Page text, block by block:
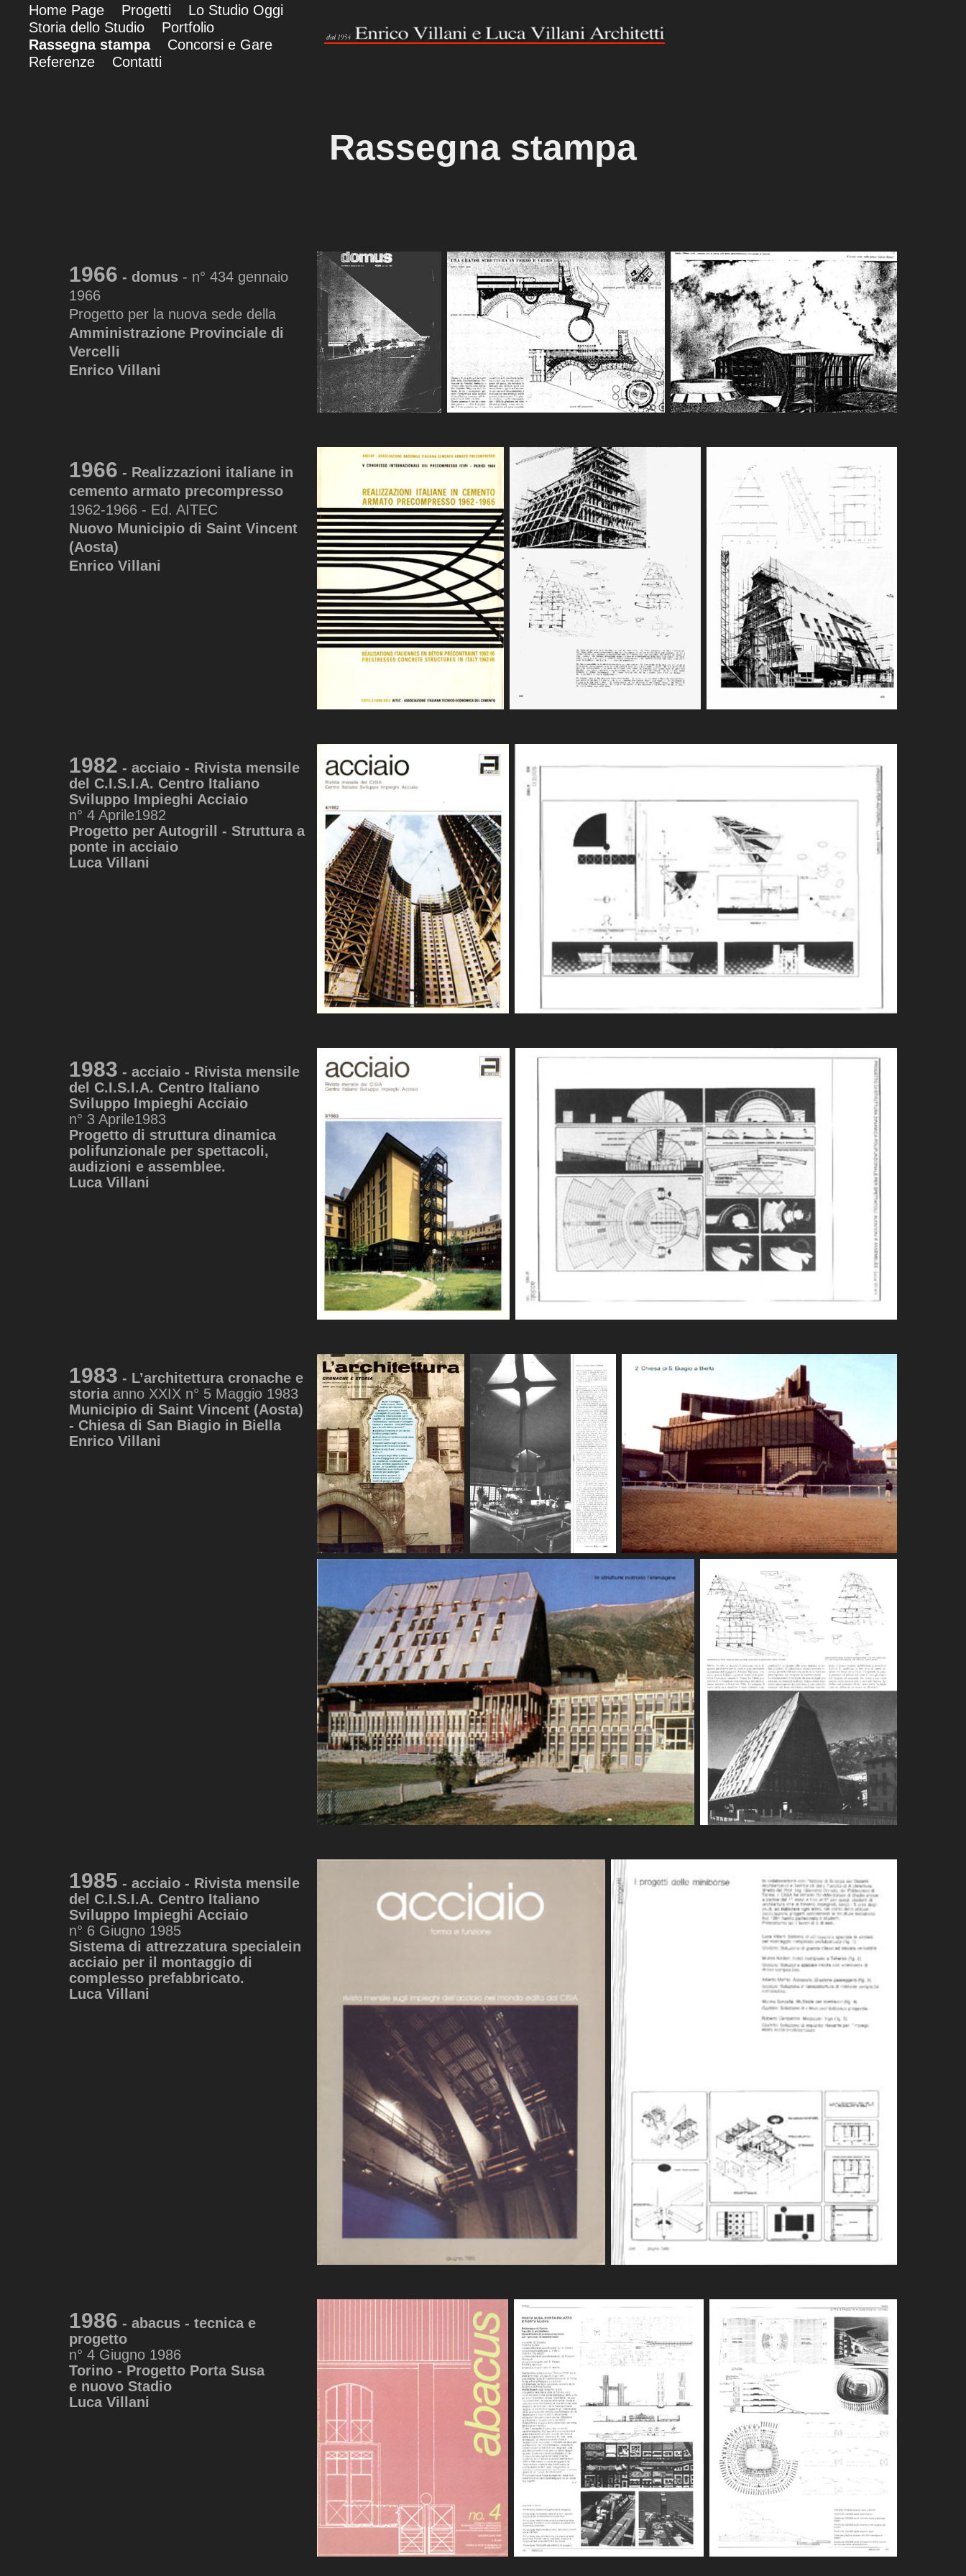
Home Page Progetti
Lo Studio Oggi
Storia dello Studio
Portfolio
Rassegna stampa
Concorsi e Gare
Referenze
Contatti
Rassegna stampa
1966 - domus - n° 434 gennaio
1966
Progetto per la nuova sede della
Amministrazione Provinciale di
Vercelli
Enrico Villani
1966 - Realizzazioni italiane in
cemento armato precompresso
1962-1966 - Ed. AITEC
Nuovo Municipio di Saint Vincent
(Aosta)
Enrico Villani
1982 - acciaio - Rivista mensile
del C.I.S.I.A. Centro Italiano
Sviluppo Impieghi Acciaio
n° 4 Aprile1982
Progetto per Autogrill - Struttura a
ponte in acciaio
Luca Villani
1983 - acciaio - Rivista mensile
del C.I.S.I.A. Centro Italiano
Sviluppo Impieghi Acciaio
n° 3 Aprile1983
Progetto di struttura dinamica
polifunzionale per spettacoli,
audizioni e assemblee.
Luca Villani
1983 - L’architettura cronache e
storiaanno XXIX n° 5 Maggio 1983
Municipio di Saint Vincent (Aosta)
- Chiesa di San Biagio in Biella
Enrico Villani
1985 - acciaio - Rivista mensile
del C.I.S.I.A. Centro Italiano
Sviluppo Impieghi Acciaio
n° 6 Giugno 1985
Sistema di attrezzatura specialein
acciaio per il montaggio di
complesso prefabbricato.
Luca Villani
1986 - abacus - tecnica e
progetto
n° 4 Giugno 1986
Torino - Progetto Porta Susa
e nuovo Stadio
Luca Villani